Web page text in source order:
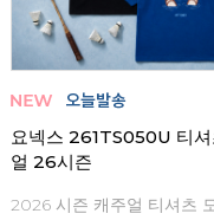
요넥스 261TS050U 티
얼 26시즌
2026 시즌 캐주얼 티셔츠